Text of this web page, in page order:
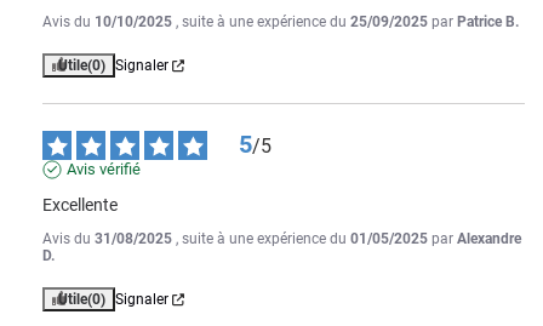
Avis du 10/10/2025 , suite à une expérience du 25/09/2025 par Patrice B.
Utile(0) Signaler
5/5
Avis vérifié
Excellente
Avis du 31/08/2025 , suite à une expérience du 01/05/2025 par Alexandre
D.
Utile(0) Signaler